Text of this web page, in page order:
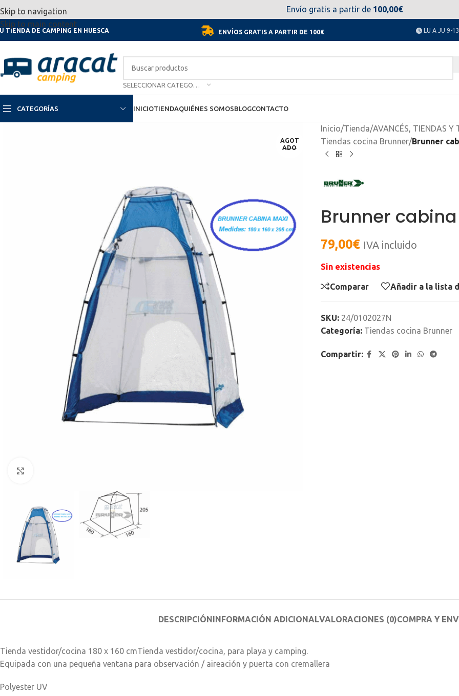
Skip to navigation
Skip to main content
Por motivo de las vacaciones, del día 11 al 23 de agosto no estaremos disponibles.
TIENDA DE CAMPING EN HUESCA ENVÍOS GRATIS A PARTIR DE 100€ LU A JU 9-
CATEGORÍAS INICIOTIENDAQUIÉNES SOMOSBLOGCONTACTO
Envío gratis a partir de 100,00€
AGOT
ADO
Inicio/Tienda/AVANCÉS, TIENDAS Y
Tiendas cocina Brunner/Brunner
Brunner
79,00€ IVA incluido
Sin existencias
Comparar Añadir a la lista
SKU: 24/0102027N
Categoría: Tiendas cocina Brunner
Compartir:
DESCRIPCIÓNINFORMACIÓN ADICIONALVALORACIONES (0)COMPRA Y
Tienda vestidor/cocina 180 x 160 cmTienda vestidor/cocina, para playa y camping.
Equipada con una pequeña ventana para observación / aireación y puerta con cremallera
Polyester UV